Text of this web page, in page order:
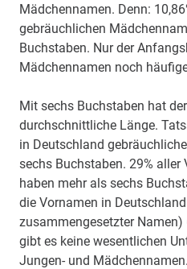
Mädchennamen. Denn:
gebräuchlichen
Buchstaben. Nur der
Mädchennamen noch
Mit sechs Buchstaben hat
durchschnittliche Länge.
in Deutschland
sechs Buchstaben. 29% aller
haben mehr als sechs
die Vornamen in
zusammengesetzter
gibt es keine wesentlichen
Jungen- und Mädchennamen.